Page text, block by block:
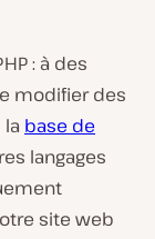
: à des
modifier des
base de
langages
site web